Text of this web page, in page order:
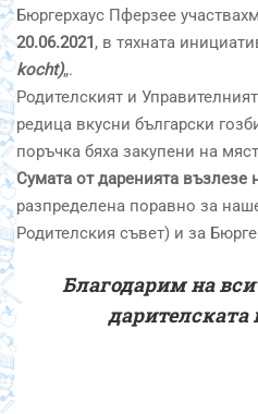
Бюргерхаус Пферзее
20.06.2021 , в тяхната
kocht)„.
Родителският и
редица вкусни български
поръчка бяха закупени на
Сумата от даренията възлезе
разпределена поравно за
Родителския съвет) и за
Благодарим на
дарителската